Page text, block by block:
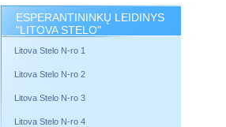
ESPERANTININKŲ LEIDINYS
"LITOVA STELO"
Litova Stelo N-ro 1
Litova Stelo N-ro 2
Litova Stelo N-ro 3
Litova Stelo N-ro 4